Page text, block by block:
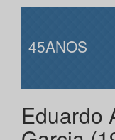
45ANOS
Eduardo